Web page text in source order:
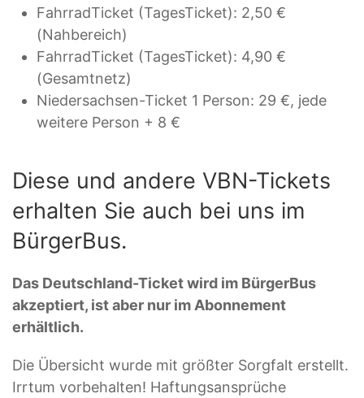
FahrradTicket (TagesTicket): 2,50 €
(Nahbereich)
FahrradTicket (TagesTicket): 4,90 €
(Gesamtnetz)
Niedersachsen-Ticket 1 Person: 29 €, jede
weitere Person + 8 €
Diese und andere VBN-Tickets
erhalten Sie auch bei uns im
BürgerBus.
Das Deutschland-Ticket wird im BürgerBus
akzeptiert, ist aber nur im Abonnement
erhältlich.
Die Übersicht wurde mit größter Sorgfalt erstellt.
Irrtum vorbehalten! Haftungsansprüche